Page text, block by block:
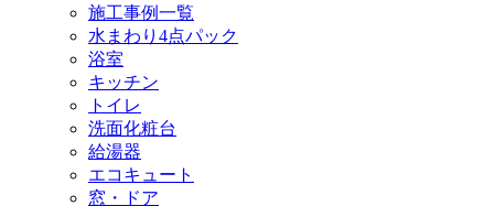
施工事例一覧
水まわり4点パック
浴室
キッチン
トイレ
洗面化粧台
給湯器
エコキュート
窓・ドア